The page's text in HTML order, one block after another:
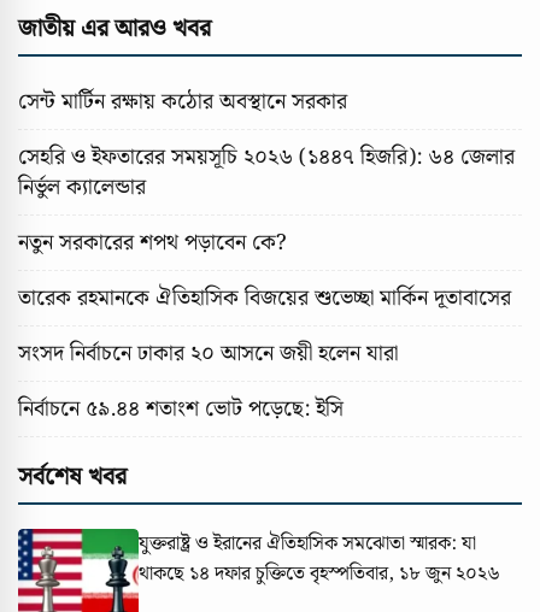
জাতীয় এর আরও খবর
সেন্ট মার্টিন রক্ষায় কঠোর অবস্থানে সরকার
সেহরি ও ইফতারের সময়সূচি ২০২৬ (১৪৪৭ হিজরি): ৬৪ জেলার
নির্ভুল ক্যালেন্ডার
নতুন সরকারের শপথ পড়াবেন কে?
তারেক রহমানকে ঐতিহাসিক বিজয়ের শুভেচ্ছা মার্কিন দূতাবাসের
সংসদ নির্বাচনে ঢাকার ২০ আসনে জয়ী হলেন যারা
নির্বাচনে ৫৯.৪৪ শতাংশ ভোট পড়েছে: ইসি
সর্বশেষ খবর
যুক্তরাষ্ট্র ও ইরানের ঐতিহাসিক সমঝোতা স্মারক: যা
থাকছে ১৪ দফার চুক্তিতেবৃহস্পতিবার, ১৮ জুন ২০২৬